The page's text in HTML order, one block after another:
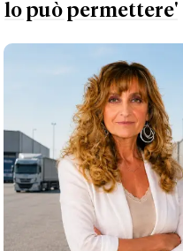
lo può permettere'